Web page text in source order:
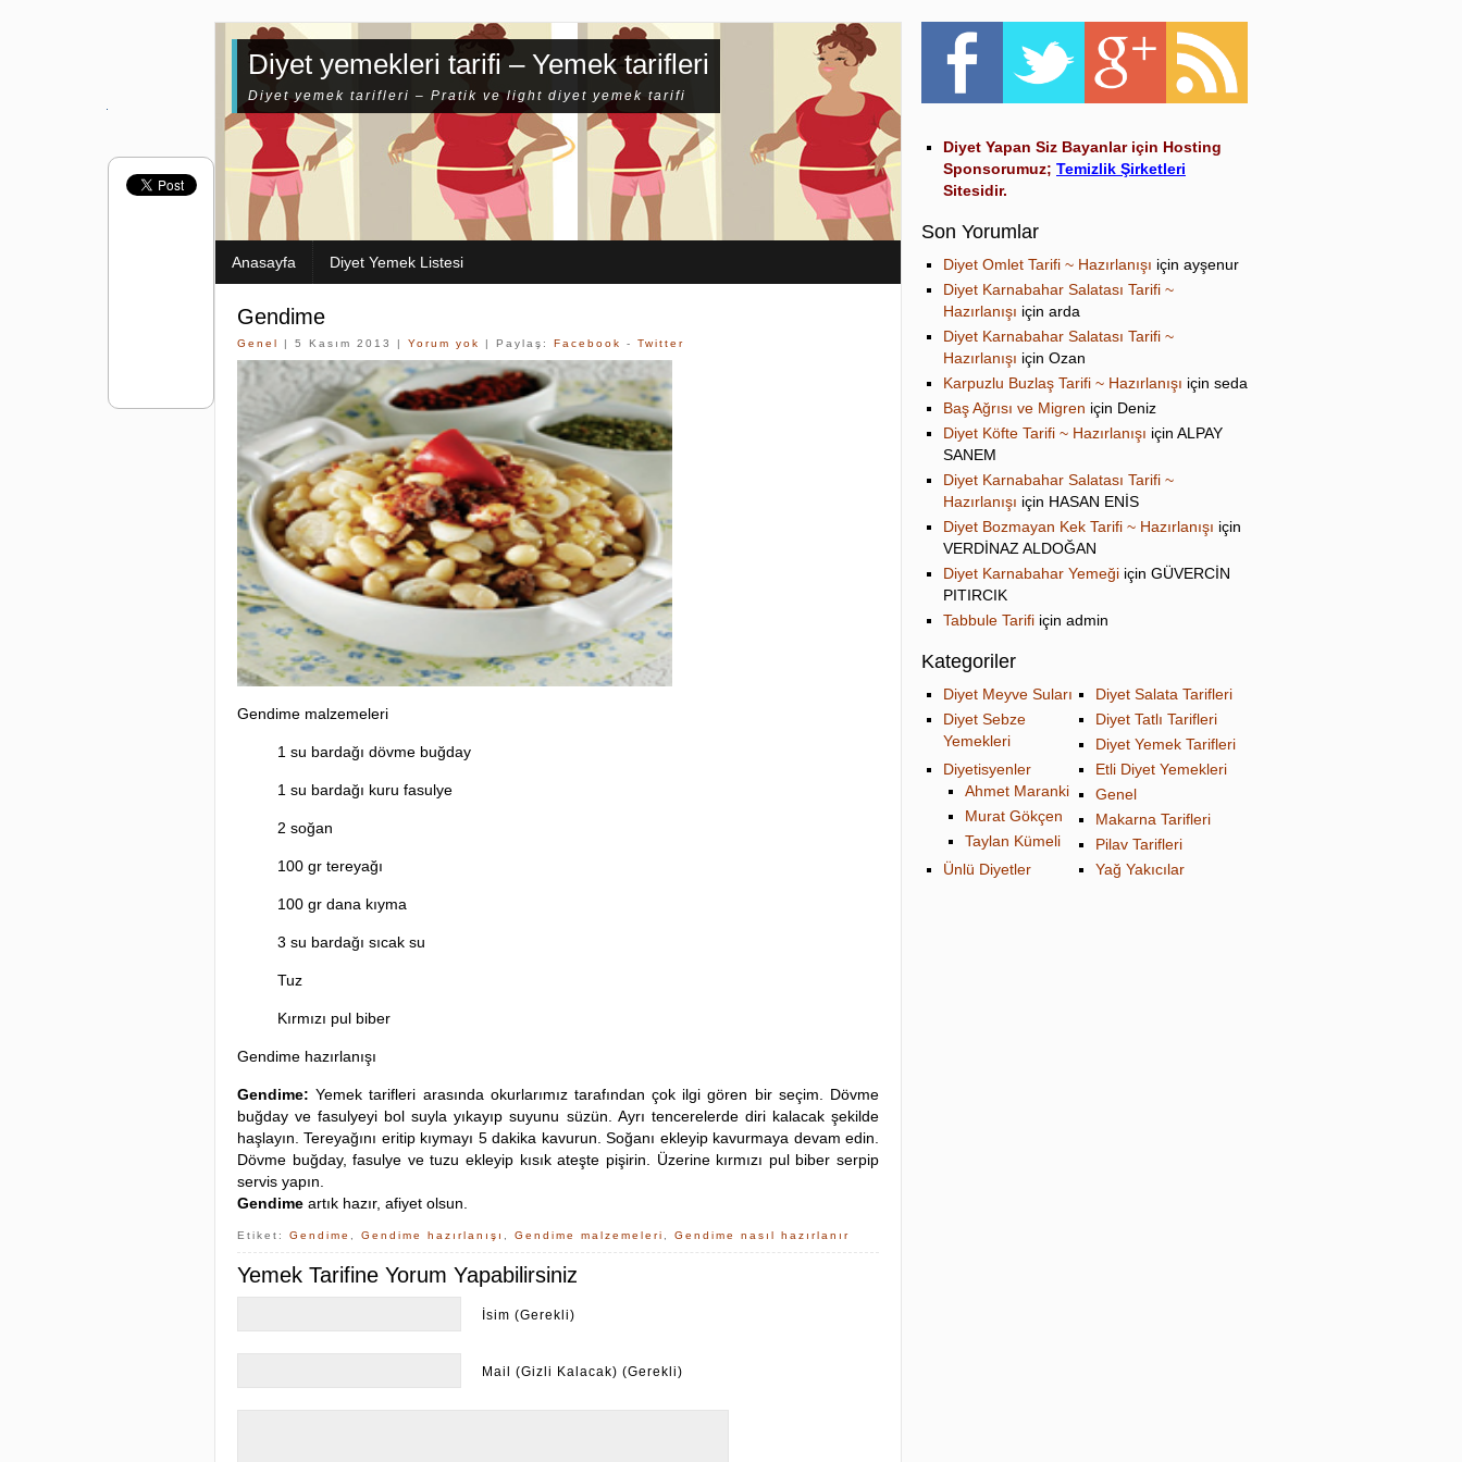
Diyet yemekleri tarifi – Yemek tarifleri
Diyet yemek tarifleri – Pratik ve light diyet yemek tarifi
Anasayfa Diyet Yemek Listesi
Gendime
Genel | 5 Kasım 2013 | Yorum yok | Paylaş: Facebook - Twitter
Gendime malzemeleri
1 su bardağı dövme buğday
1 su bardağı kuru fasulye
2 soğan
100 gr tereyağı
100 gr dana kıyma
3 su bardağı sıcak su
Tuz
Kırmızı pul biber
Gendime hazırlanışı
Gendime:Yemek tarifleri arasında okurlarımız tarafından çok ilgi gören bir seçim. Dövme
buğday ve fasulyeyi bol suyla yıkayıp suyunu süzün. Ayrı tencerelerde diri kalacak şekilde
haşlayın. Tereyağını eritip kıymayı 5 dakika kavurun. Soğanı ekleyip kavurmaya devam edin.
Dövme buğday, fasulye ve tuzu ekleyip kısık ateşte pişirin. Üzerine kırmızı pul biber serpip
servis yapın.
Gendime artık hazır, afiyet olsun.
Etiket: Gendime Gendime hazırlanışı Gendime malzemeleri Gendime nasıl hazırlanır
Yemek Tarifine Yorum Yapabilirsiniz
İsim (Gerekli)
Mail (Gizli Kalacak) (Gerekli)
Diyet Yapan Siz Bayanlar için Hosting
Sponsorumuz; Temizlik Şirketleri
Sitesidir.
Son Yorumlar
Diyet Omlet Tarifi ~ Hazırlanışı için ayşenur
Diyet Karnabahar Salatası Tarifi ~
Hazırlanışı için arda
Diyet Karnabahar Salatası Tarifi ~
Hazırlanışı için Ozan
Karpuzlu Buzlaş Tarifi ~ Hazırlanışı için seda
Baş Ağrısı ve Migren için Deniz
Diyet Köfte Tarifi ~ Hazırlanışı için ALPAY
SANEM
Diyet Karnabahar Salatası Tarifi ~
Hazırlanışı için HASAN ENİS
Diyet Bozmayan Kek Tarifi ~ Hazırlanışı için
VERDİNAZ ALDOĞAN
Diyet Karnabahar Yemeği için GÜVERCİN
PITIRCIK
Tabbule Tarifi için admin
Kategoriler
Diyet Meyve Suları
Diyet Salata Tarifleri
Diyet Sebze
Yemekleri
Diyet Tatlı Tarifleri
Diyet Yemek Tarifleri
Diyetisyenler
Ahmet Maranki
Murat Gökçen
Taylan Kümeli
Etli Diyet Yemekleri
Genel
Makarna Tarifleri
Pilav Tarifleri
Ünlü Diyetler
Yağ Yakıcılar